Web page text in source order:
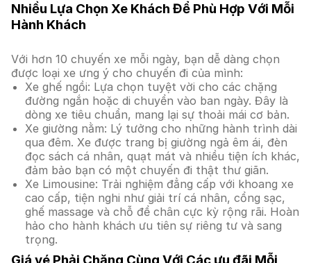
Nhiều Lựa Chọn Xe Khách Để Phù Hợp Với Mỗi
Hành Khách
Với hơn 10 chuyến xe mỗi ngày, bạn dễ dàng chọn
được loại xe ưng ý cho chuyến đi của mình:
Xe ghế ngồi: Lựa chọn tuyệt vời cho các chặng
đường ngắn hoặc di chuyển vào ban ngày. Đây là
dòng xe tiêu chuẩn, mang lại sự thoải mái cơ bản.
Xe giường nằm: Lý tưởng cho những hành trình dài
qua đêm. Xe được trang bị giường ngả êm ái, đèn
đọc sách cá nhân, quạt mát và nhiều tiện ích khác,
đảm bảo bạn có một chuyến đi thật thư giãn.
Xe Limousine: Trải nghiệm đẳng cấp với khoang xe
cao cấp, tiện nghi như giải trí cá nhân, cổng sạc,
ghế massage và chỗ để chân cực kỳ rộng rãi. Hoàn
hảo cho hành khách ưu tiên sự riêng tư và sang
trọng.